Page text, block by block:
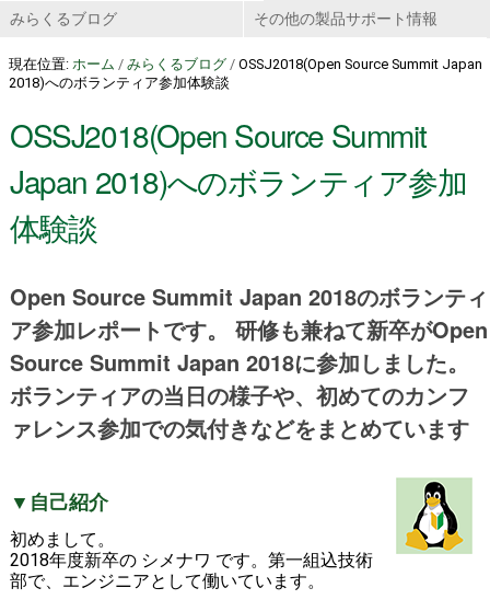
みらくるブログ その他の製品サポート情報
現在位置: ホーム / みらくるブログ / OSSJ2018(Open Source Summit Japan
2018)へのボランティア参加体験談
OSSJ2018(Open Source Summit
Japan 2018)へのボランティア参加
体験談
Open Source Summit Japan 2018のボランティ
ア参加レポートです。 研修も兼ねて新卒がOpen
Source Summit Japan 2018に参加しました。
ボランティアの当日の様子や、初めてのカンフ
ァレンス参加での気付きなどをまとめています
▼自己紹介
初めまして。
2018年度新卒の シメナワ です。第一組込技術
部で、エンジニアとして働いています。